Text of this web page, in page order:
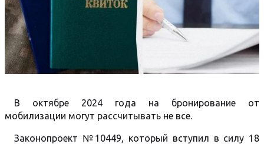
В октябре 2024 года на бронирование от
мобилизации могут рассчитывать не все.
Законопроект №10449, который вступил в силу 18